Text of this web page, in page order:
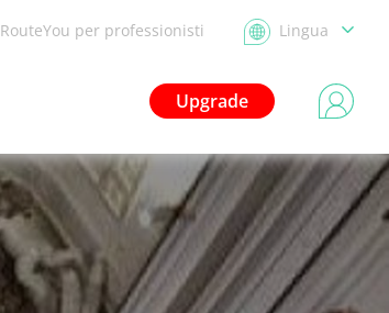
RouteYou per professionisti Lingua
Upgrade